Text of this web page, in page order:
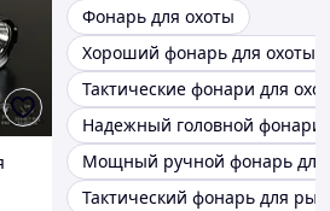
Фонарь для охоты
Хороший фонарь для охоты
Тактические фонари для
Надежный головной
Мощный ручной фонарь для
Тактический фонарь для